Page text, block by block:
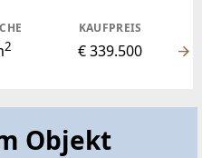
2
KAUFPREIS
€ 339.500
Objekt